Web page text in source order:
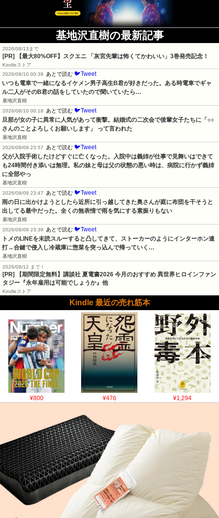
基地沢直樹の最新記事
2026/08/13まで
[PR] 【最大80%OFF】スクエニ 「灰宮先輩は怖くてかわいい」3巻発売記念！
Kindleストア
2026/08/10 00:39
あとで読む 🐦Tweet
いつも電車で一緒になるイケメン男子高生B君が好きだった。ある時電車でギャ
ル二人がそのB君の話をしていたので聞いていたら…
基地沢直樹
2026/08/10 00:18
あとで読む 🐦Tweet
旦那が女の子に異常に人気があって衝撃。結婚式の二次会で後輩女子たちに「○○
さんのことよろしくお願いします」 って言われた
基地沢直樹
2026/08/09 23:57
あとで読む 🐦Tweet
父が入院手術したけどすぐに亡くなった。入院中は義姉が仕事で見舞いはできて
も24時間付き添いは無理。私の妹と母は父の状態の悪い時は、病院に行かず義姉
に全部やっ
基地沢直樹
2026/08/09 23:47
あとで読む 🐦Tweet
雨の日に出かけようとしたら近所に引っ越してきた奥さんが庭に布団を干そうと
出してる最中だった。全くの無表情で雨を気にする素振りもない
基地沢直樹
2026/08/09 23:39
あとで読む 🐦Tweet
トメのLINEを未読スルーすると凸してきて、ストーカーのようにインターホン連
打→合鍵で侵入し冷蔵庫に惣菜を突っ込んで帰っていく…
基地沢直樹
2026/08/12 まで！
[PR] 【期間限定無料】講談社 夏電書2026 今月のおすすめ 異世界ヒロインファン
タジー『永年雇用は可能でしょうか』他
Kindleストア
Kindle 最近の売れ筋本
¥800 ¥476 ¥1,294